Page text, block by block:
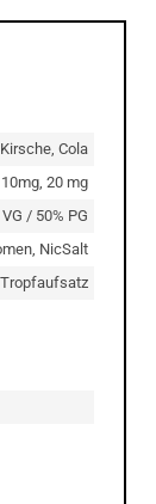
Kirsche, Cola
10mg, 20 mg
VG / 50% PG
NicSalt